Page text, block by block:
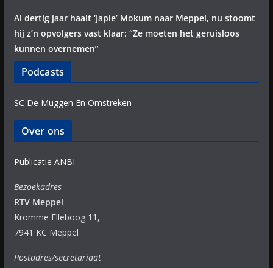
Al dertig jaar haalt ‘Japie’ Mokum naar Meppel, nu stoomt
hij z’n opvolgers vast klaar: “Ze moeten het geruisloos
kunnen overnemen”
Podcasts
SC De Muggen En Omstreken
Over ons
Publicatie ANBI
Bezoekadres
RTV Meppel
Kromme Elleboog 11,
7941 KC Meppel
Postadres/secretariaat